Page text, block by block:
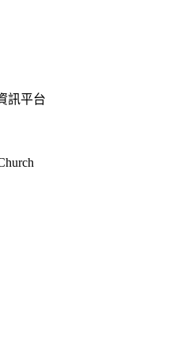
訊平台